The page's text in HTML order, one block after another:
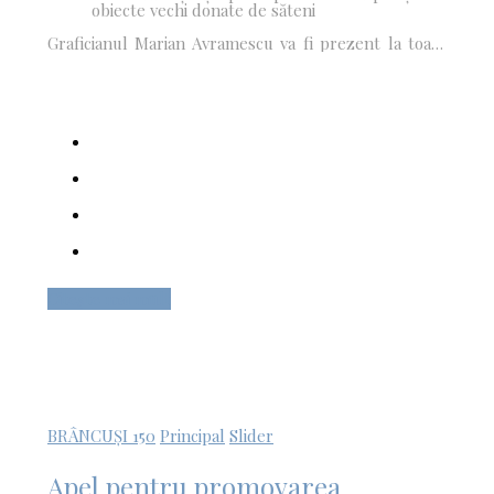
obiecte vechi donate de săteni
Graficianul Marian Avramescu va fi prezent la toate
acțiunile din Peștișani, realizând gratuit portrete și
BRÂNCUȘI 150 Principal Slider
Apel pentru promovarea